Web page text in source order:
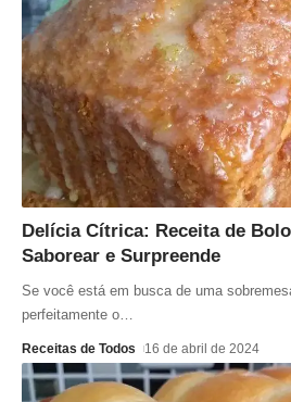
Delícia Cítrica: Receita de
Saborear e Surpreende
Se você está em busca de uma
perfeitamente o…
Receitas de Todos 16 de abril de 2024